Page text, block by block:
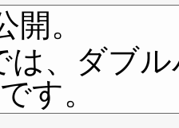
開。
は、ダブ
す。